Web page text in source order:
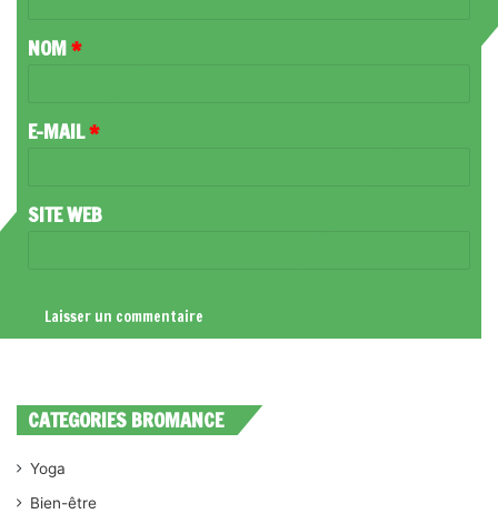
A
R
NOM*
E-MAIL*
SITE WEB
CATEGORIES BROMANCE
Yoga
Bien-être